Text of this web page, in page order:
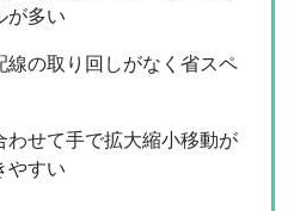
が多い
線の取り回しがなく省スペ
わせて手で拡大縮小移動が
やすい